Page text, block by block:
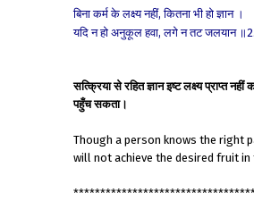
बिनाकर्मकेलक्ष्यनहीं,कितनाभीहोज्ञान ।
यदिनहोअनुकूलहवा,लगेनतटजलयान ॥
सत्क्रिया से रहित ज्ञान इष्ट लक्ष्य प्राप्त
पहुँच सकता।
Though a person knows the right
will not achieve the desired fruit